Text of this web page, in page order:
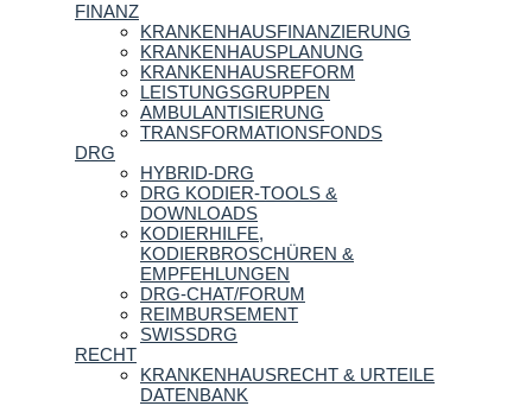
FINANZ
KRANKENHAUSFINANZIERUNG
KRANKENHAUSPLANUNG
KRANKENHAUSREFORM
LEISTUNGSGRUPPEN
AMBULANTISIERUNG
TRANSFORMATIONSFONDS
DRG
HYBRID-DRG
DRG KODIER-TOOLS &
DOWNLOADS
KODIERHILFE,
KODIERBROSCHÜREN &
EMPFEHLUNGEN
DRG-CHAT/FORUM
REIMBURSEMENT
SWISSDRG
RECHT
KRANKENHAUSRECHT & URTEILE
DATENBANK